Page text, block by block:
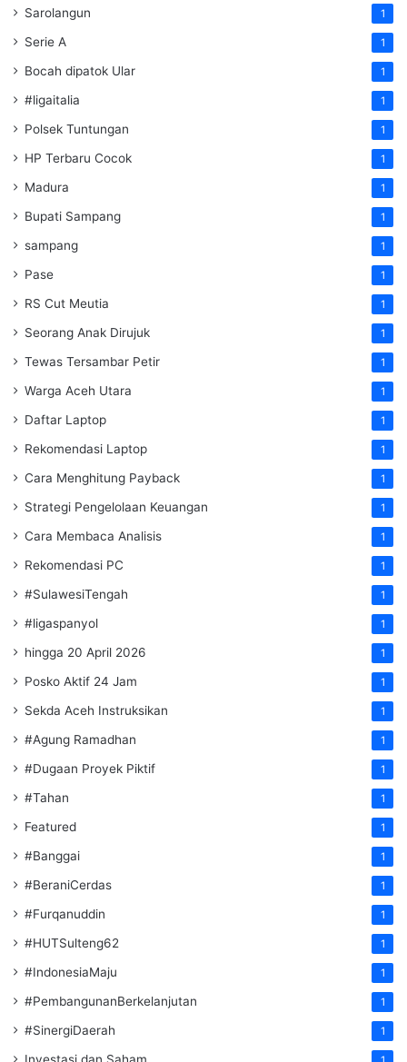
Sarolangun 1
Serie A 1
Bocah dipatok Ular 1
#ligaitalia 1
Polsek Tuntungan 1
HP Terbaru Cocok 1
Madura 1
Bupati Sampang 1
sampang 1
Pase 1
RS Cut Meutia 1
Seorang Anak Dirujuk 1
Tewas Tersambar Petir 1
Warga Aceh Utara 1
Daftar Laptop 1
Rekomendasi Laptop 1
Cara Menghitung Payback 1
Strategi Pengelolaan Keuangan 1
Cara Membaca Analisis 1
Rekomendasi PC 1
#SulawesiTengah 1
#ligaspanyol 1
hingga 20 April 2026 1
Posko Aktif 24 Jam 1
Sekda Aceh Instruksikan 1
#Agung Ramadhan 1
#Dugaan Proyek Piktif 1
#Tahan 1
Featured 1
#Banggai 1
#BeraniCerdas 1
#Furqanuddin 1
#HUTSulteng62 1
#IndonesiaMaju 1
#PembangunanBerkelanjutan 1
#SinergiDaerah 1